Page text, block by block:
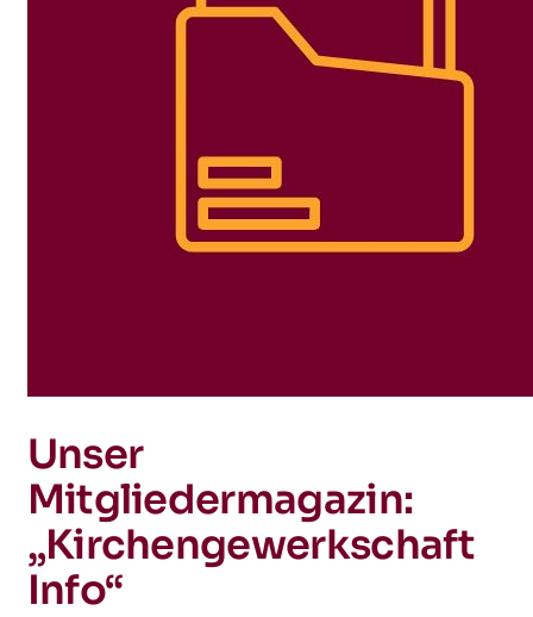
Unser
Mitgliedermagazin:
„Kirchengewerkschaft
Info“